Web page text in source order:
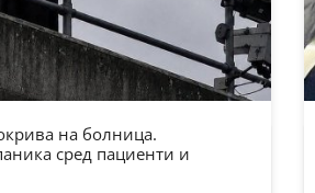
на болница.
сред пациенти и